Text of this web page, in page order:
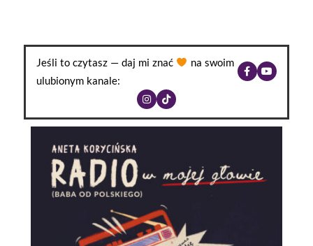
Jeśli to czytasz — daj mi znać
na swoim
ulubionym kanale: